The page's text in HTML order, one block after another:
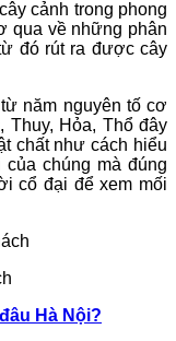
cảnh trong phong
qua về những phân
đó rút ra được cây
năm nguyên tố cơ
Thuy, Hỏa, Thổ đây
chất như cách hiểu
chúng mà đúng
cổ đại để xem mối
Hà Nội?